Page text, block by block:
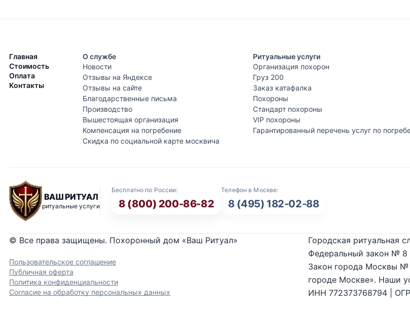
Главная
Стоимость
Оплата
Контакты
О службе
Новости
Отзывы на Яндексе
Отзывы на сайте
Благодарственные письма
Производство
Вышестоящая организация
Компенсация на погребение
Скидка по социальной карте москвича
Ритуальные услуги
Организация похорон
Груз 200
Заказ катафалка
Похороны
Стандарт похороны
VIP похороны
Гарантированный перечень услуг по
ВАШ РИТУАЛ
ритуальные услуги
Бесплатно по России:
8 (800) 200-86-82
Телефон в Москве:
8 (495) 182-02-88
© Все права защищены. Похоронный дом «Ваш Ритуал»
Пользовательское соглашение
Публичная оферта
Политика конфиденциальности
Согласие на обработку персональных данных
Городская ритуальная
Федеральный закон № 8
Закон города Москвы №
городе Москве». Наши
ИНН 772373768794 |